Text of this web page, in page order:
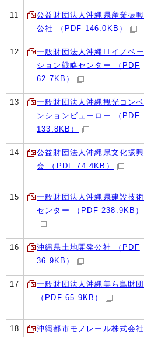
11
公益財団法人沖縄県産業振興
公社 （PDF 146.0KB）
12
一般財団法人沖縄ITイノベー
ション戦略センター （PDF
62.7KB）
13
一般財団法人沖縄観光コンベ
ンションビューロー （PDF
133.8KB）
14
公益財団法人沖縄県文化振興
会 （PDF 74.4KB）
15
一般財団法人沖縄県建設技術
センター （PDF 238.9KB）
16
沖縄県土地開発公社 （PDF
36.9KB）
17
一般財団法人沖縄美ら島財団
（PDF 65.9KB）
18
沖縄都市モノレール株式会社